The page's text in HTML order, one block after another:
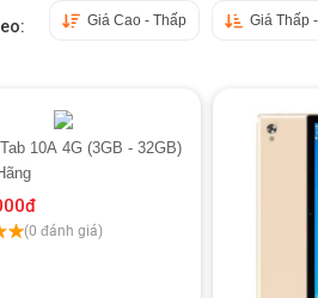
Giá Cao - Thấp Giá Thấp
10A 4G (3GB - 32GB)
đ
(0 đánh giá)